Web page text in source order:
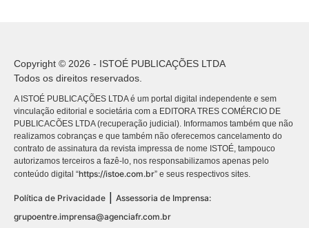
Copyright © 2026 - ISTOÉ PUBLICAÇÕES LTDA
Todos os direitos reservados.
A ISTOÉ PUBLICAÇÕES LTDA é um portal digital independente e sem
vinculação editorial e societária com a EDITORA TRES COMÉRCIO DE
PUBLICACÕES LTDA (recuperação judicial). Informamos também que não
realizamos cobranças e que também não oferecemos cancelamento do
contrato de assinatura da revista impressa de nome ISTOÉ, tampouco
autorizamos terceiros a fazê-lo, nos responsabilizamos apenas pelo
conteúdo digital “https://istoe.com.br” e seus respectivos sites.
Política de Privacidade
Assessoria de Imprensa:
grupoentre.imprensa@agenciafr.com.br